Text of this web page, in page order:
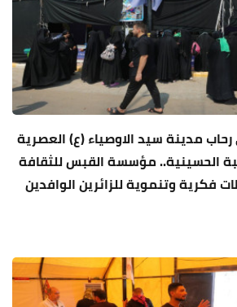
مدينة سيد الاوصياء (ع) العصرية
الحسينية.. مؤسسة القبس للثقافة
فكرية وتنموية للزائرين الوافدين